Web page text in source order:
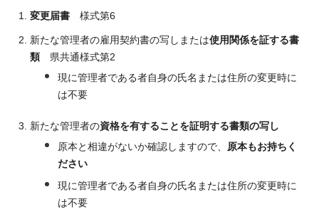
変更届書 様式第6
新たな管理者の雇用契約書の写しまたは使用関係を証する書
類 県共通様式第2
現に管理者である者自身の氏名または住所の変更時に
は不要
新たな管理者の資格を有することを証明する書類の写し
原本と相違がないか確認しますので、 原本もお持ちく
ださい
現に管理者である者自身の氏名または住所の変更時に
は不要